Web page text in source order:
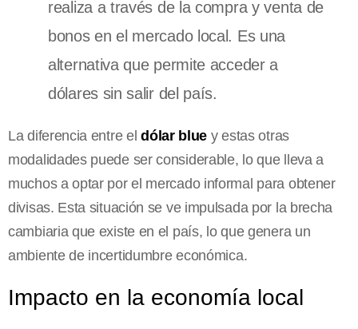
realiza a través de la compra y venta de
bonos en el mercado local. Es una
alternativa que permite acceder a
dólares sin salir del país.
La diferencia entre eldólar blue y estas otras
modalidades puede ser considerable, lo que lleva a
muchos a optar por el mercado informal para obtener
divisas. Esta situación se ve impulsada por la brecha
cambiaria que existe en el país, lo que genera un
ambiente de incertidumbre económica.
Impacto en la economía local